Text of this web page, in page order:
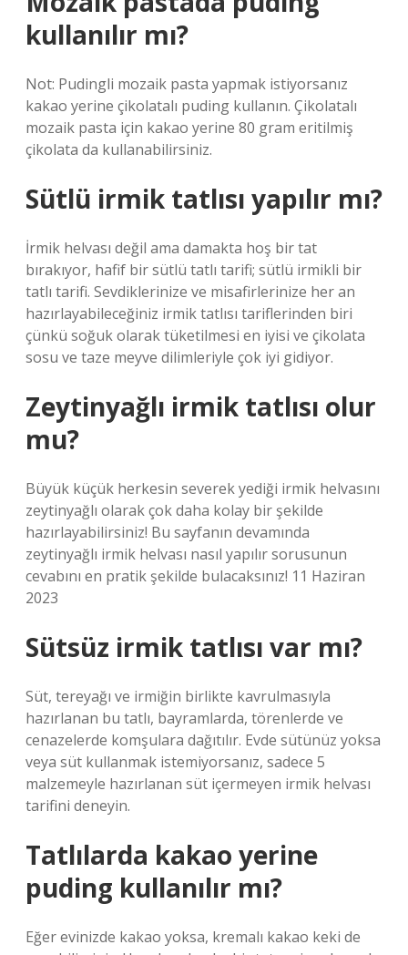
kullanılır mı?
Not: Pudingli mozaik pasta yapmak istiyorsanız
kakao yerine çikolatalı puding kullanın. Çikolatalı
mozaik pasta için kakao yerine 80 gram eritilmiş
çikolata da kullanabilirsiniz.
Sütlü irmik tatlısı yapılır mı?
İrmik helvası değil ama damakta hoş bir tat
bırakıyor, hafif bir sütlü tatlı tarifi; sütlü irmikli bir
tatlı tarifi. Sevdiklerinize ve misafirlerinize her an
hazırlayabileceğiniz irmik tatlısı tariflerinden biri
çünkü soğuk olarak tüketilmesi en iyisi ve çikolata
sosu ve taze meyve dilimleriyle çok iyi gidiyor.
Zeytinyağlı irmik tatlısı olur
mu?
Büyük küçük herkesin severek yediği irmik helvasını
zeytinyağlı olarak çok daha kolay bir şekilde
hazırlayabilirsiniz! Bu sayfanın devamında
zeytinyağlı irmik helvası nasıl yapılır sorusunun
cevabını en pratik şekilde bulacaksınız! 11 Haziran
2023
Sütsüz irmik tatlısı var mı?
Süt, tereyağı ve irmiğin birlikte kavrulmasıyla
hazırlanan bu tatlı, bayramlarda, törenlerde ve
cenazelerde komşulara dağıtılır. Evde sütünüz yoksa
veya süt kullanmak istemiyorsanız, sadece 5
malzemeyle hazırlanan süt içermeyen irmik helvası
tarifini deneyin.
Tatlılarda kakao yerine
puding kullanılır mı?
Eğer evinizde kakao yoksa, kremalı kakao keki de